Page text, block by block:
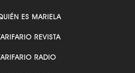
ES MARIELA
REVISTA
RADIO